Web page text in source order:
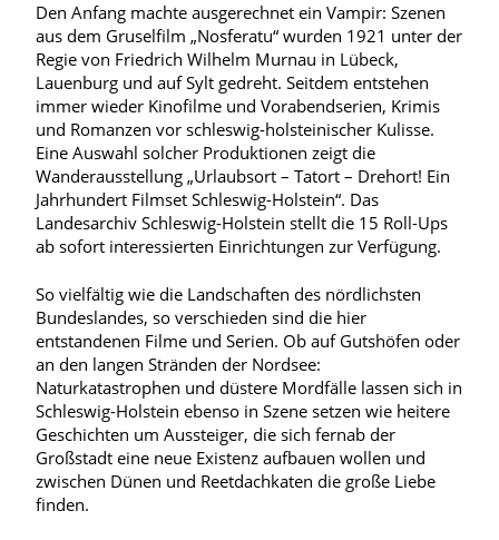
Den Anfang machte ausgerechnet ein Vampir: Szenen
aus dem Gruselfilm „Nosferatu“ wurden 1921 unter der
Regie von Friedrich Wilhelm Murnau in Lübeck,
Lauenburg und auf Sylt gedreht. Seitdem entstehen
immer wieder Kinofilme und Vorabendserien, Krimis
und Romanzen vor schleswig-holsteinischer Kulisse.
Eine Auswahl solcher Produktionen zeigt die
Wanderausstellung „Urlaubsort – Tatort – Drehort! Ein
Jahrhundert Filmset Schleswig-Holstein“. Das
Landesarchiv Schleswig-Holstein stellt die 15 Roll-Ups
ab sofort interessierten Einrichtungen zur Verfügung.
So vielfältig wie die Landschaften des nördlichsten
Bundeslandes, so verschieden sind die hier
entstandenen Filme und Serien. Ob auf Gutshöfen oder
an den langen Stränden der Nordsee:
Naturkatastrophen und düstere Mordfälle lassen sich in
Schleswig-Holstein ebenso in Szene setzen wie heitere
Geschichten um Aussteiger, die sich fernab der
Großstadt eine neue Existenz aufbauen wollen und
zwischen Dünen und Reetdachkaten die große Liebe
finden.